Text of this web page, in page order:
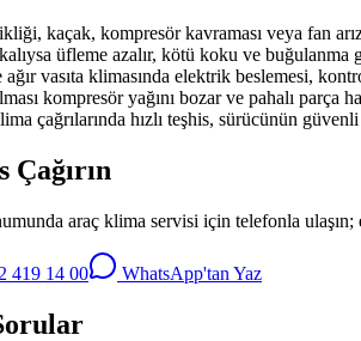
kaçak, kompresör kavraması veya fan
üfleme azalır, kötü koku ve buğulanma
vasıta klimasında elektrik beslemesi,
kompresör yağını bozar ve pahalı parça
çağrılarında hızlı teşhis, sürücünün
Çağırın
araç klima servisi için telefonla
419 14 00 WhatsApp'tan Yaz